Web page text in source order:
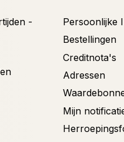
-
Persoonlijke
Bestellingen
Creditnota's
Adressen
Mijn